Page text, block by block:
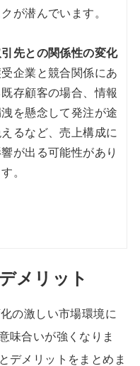
クが潜んでいます。
先との関係性の変化
企業と競合関係にあ
既存顧客の場合、情報
を懸念して発注が途
るなど、売上構成に
が出る可能性があり
。
メリット
の激しい市場環境に
味合いが強くなりま
デメリットをまとめま